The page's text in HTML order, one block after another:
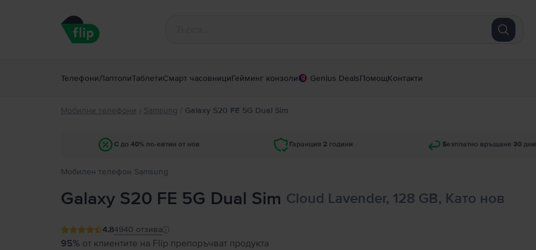
ТелефониЛаптопиТаблетиСмарт часовнициГейминг конзоли Genius DealsПомощКонтакти
Мобилни телефони / Samsung / Galaxy S20 FE 5G Dual Sim
С до 40% по-евтин от нов Гаранция 2 години Безплатно връщане 30 дни
Мобилен телефон Samsung
Galaxy S20 FE 5G Dual Sim Cloud Lavender, 128 GB, Като нов
4.84940 отзива
95% от клиентите на Flip препоръчват продукта